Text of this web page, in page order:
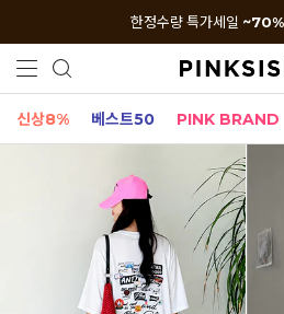
한정수량 특가세일 ~70%
신상8% 베스트50 PINK BRAND